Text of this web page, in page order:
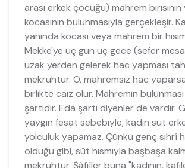
arası erkek çocuğu) mahrem birisinin
kocasının bulunmasıyla gerçekleşir.
yanında kocası veya mahrem bir
Mekke'ye üç gün üç gece (sefer
uzak yerden gelerek hac yapması
mekruhtur. O, mahremsiz hac
birlikte caiz olur. Mahremin
şartıdır. Eda şartı diyenler de vardır.
yaygın fesat sebebiyle, kadın süt
yolculuk yapamaz. Çünkü genç sıhrî
olduğu gibi, süt hısmıyla başbaşa
mekruhtur. Şâfiîler buna "kadının,